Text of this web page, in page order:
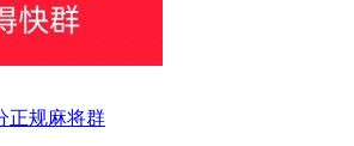
正规麻将群